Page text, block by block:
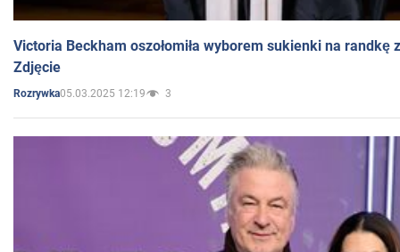
Victoria Beckham oszołomiła wyborem sukienki na randkę
Zdjęcie
Rozrywka05.03.2025 12:19 3